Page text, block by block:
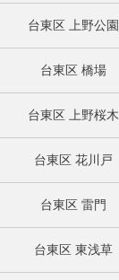
台東区 上野公園
台東区 橋場
台東区 上野桜木
台東区 花川戸
台東区 雷門
台東区 東浅草